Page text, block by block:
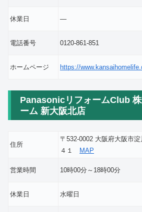
休業日 ―
電話番号 0120-861-851
ホームページ https://
PanasonicリフォームClub
ーム 新大阪北店
住所
〒532-0002 大阪府大阪市
４１
MAP
営業時間 10時00分～18時00分
休業日 水曜日